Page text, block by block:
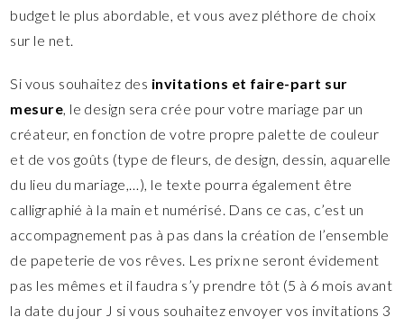
budget le plus abordable, et vous avez pléthore de choix
sur le net.
Si vous souhaitez des invitations et faire-part sur
mesure, le design sera crée pour votre mariage par un
créateur, en fonction de votre propre palette de couleur
et de vos goûts (type de fleurs, de design, dessin, aquarelle
du lieu du mariage,…), le texte pourra également être
calligraphié à la main et numérisé. Dans ce cas, c’est un
accompagnement pas à pas dans la création de l’ensemble
de papeterie de vos rêves. Les prix ne seront évidement
pas les mêmes et il faudra s’y prendre tôt (5 à 6 mois avant
la date du jour J si vous souhaitez envoyer vos invitations 3